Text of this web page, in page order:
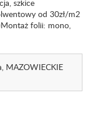
szkice
od 30zł/m2
folii: mono,
MAZOWIECKIE